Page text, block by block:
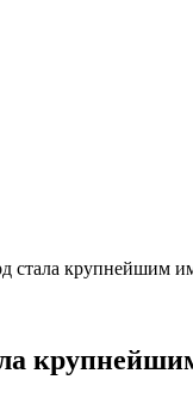
стала крупнейшим